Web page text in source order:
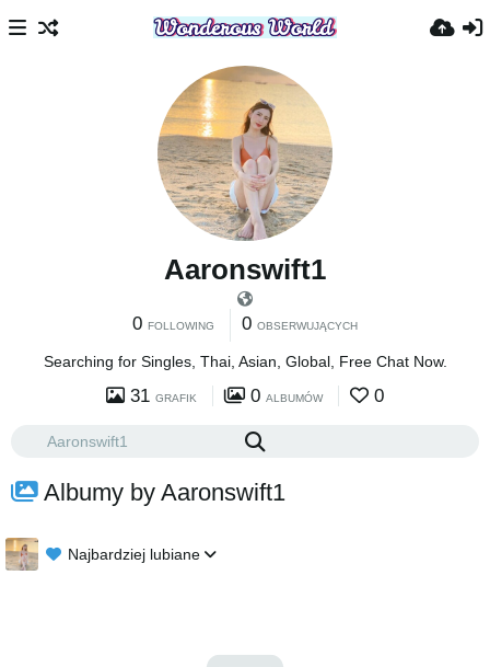
Aaronswift1
0 FOLLOWING 0 OBSERWUJĄCYCH
Searching for Singles, Thai, Asian, Global, Free Chat Now.
31 GRAFIK 0 ALBUMÓW 0
Albumy by Aaronswift1
Najbardziej lubiane